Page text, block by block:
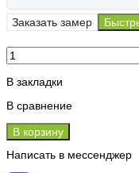
Заказать замер
В закладки
В сравнение
В корзину
Написать в мессенджер